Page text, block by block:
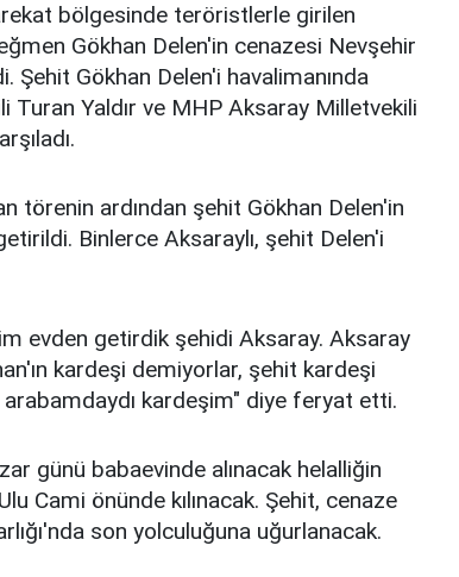
bölgesinde teröristlerle girilen
Gökhan Delen'in cenazesi Nevşehir
Şehit Gökhan Delen'i havalimanında
Turan Yaldır ve MHP Aksaray Milletvekili
törenin ardından şehit Gökhan Delen'in
Binlerce Aksaraylı, şehit Delen'i
evden getirdik şehidi Aksaray. Aksaray
kardeşi demiyorlar, şehit kardeşi
kardeşim" diye feryat etti.
günü babaevinde alınacak helalliğin
Cami önünde kılınacak. Şehit, cenaze
son yolculuğuna uğurlanacak.